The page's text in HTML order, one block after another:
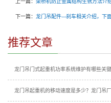
上一篇： 架桥机防止金属结构生锈方法介
下一篇： 龙门吊配件---刹车相关介绍，下
推荐文章
龙门吊门式起重机功率系统维护有哪些关键
龙门吊起重机的移动速度是多少？龙门吊